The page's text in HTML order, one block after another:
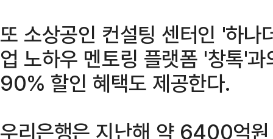
또 소상공인 컨설팅 센터인 '하나
업 노하우 멘토링 플랫폼 '창톡'
90% 할인 혜택도 제공한다.
우리은행은 지난해 약 6400억